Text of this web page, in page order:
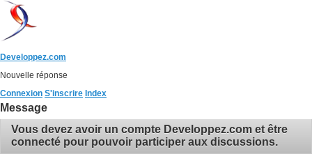
Developpez.com
Nouvelle réponse
Connexion S'inscrire Index
Message
Vous devez avoir un compte Developpez.com et être
connecté pour pouvoir participer aux discussions.